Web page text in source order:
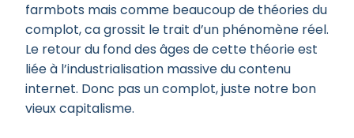
farmbots mais comme beaucoup de théories du
complot, ca grossit le trait d’un phénomène réel.
Le retour du fond des âges de cette théorie est
liée à l’industrialisation massive du contenu
internet. Donc pas un complot, juste notre bon
vieux capitalisme.